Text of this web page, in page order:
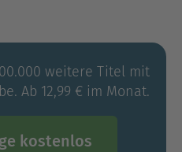
weitere Titel mit
Ab 12,99 € im Monat.
kostenlos